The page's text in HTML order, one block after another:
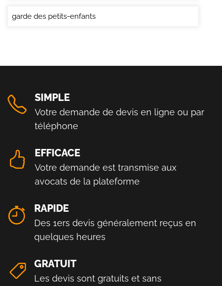
garde des petits-enfants
SIMPLE
Votre demande de devis en ligne ou par
téléphone
EFFICACE
Votre demande est transmise aux
avocats de la plateforme
RAPIDE
Des 1ers devis généralement reçus en
quelques heures
GRATUIT
Les devis sont gratuits et sans